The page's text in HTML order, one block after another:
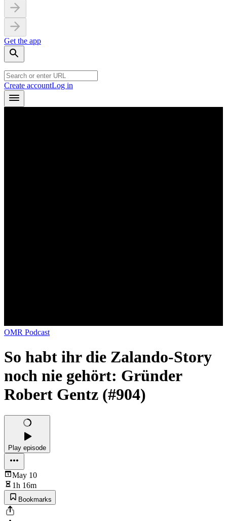
Get the app
Create accountLog in
OMR Podcast
So habt ihr die Zalando-Story
noch nie gehört: Gründer
Robert Gentz (#904)
Play episode
May 10
1h 16m
Bookmarks